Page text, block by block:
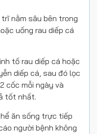
nằm sâu bên trong
uống rau diếp cá
tố rau diếp cá hoặc
diếp cá, sau đó lọc
cốc mỗi ngày và
tốt nhất.
ăn sống trực tiếp
người bệnh không